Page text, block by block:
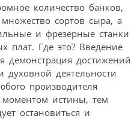
количество банков,
сортов сыра, а
и фрезерные станки
плат. Где это? Введение
демонстрация достижений
духовной деятельности
производителя
моментом истины, тем
остановиться и